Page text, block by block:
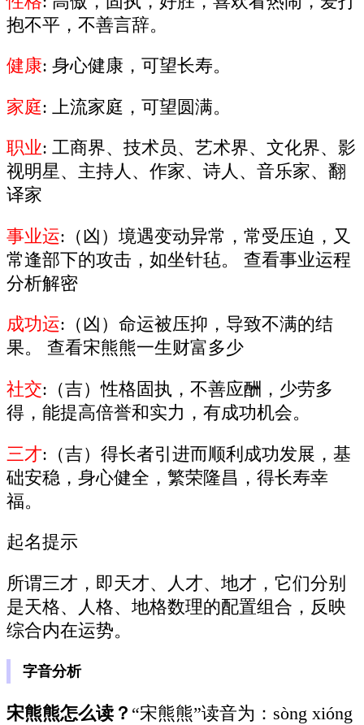
抱不平，不善言辞。
健康: 身心健康，可望长寿。
家庭: 上流家庭，可望圆满。
职业: 工商界、技术员、艺术界、文化界、影
视明星、主持人、作家、诗人、音乐家、翻
译家
事业运:（凶）境遇变动异常，常受压迫，又
常逢部下的攻击，如坐针毡。 查看事业运程
分析解密
成功运:（凶）命运被压抑，导致不满的结
果。 查看宋熊熊一生财富多少
社交:（吉）性格固执，不善应酬，少劳多
得，能提高倍誉和实力，有成功机会。
三才:（吉）得长者引进而顺利成功发展，基
础安稳，身心健全，繁荣隆昌，得长寿幸
福。
起名提示
所谓三才，即天才、人才、地才，它们分别
是天格、人格、地格数理的配置组合，反映
综合内在运势。
字音分析
宋熊熊怎么读？ “宋熊熊”读音为：sòng xióng